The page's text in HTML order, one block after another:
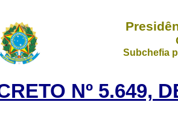
Subchefia
Nº 5.649,